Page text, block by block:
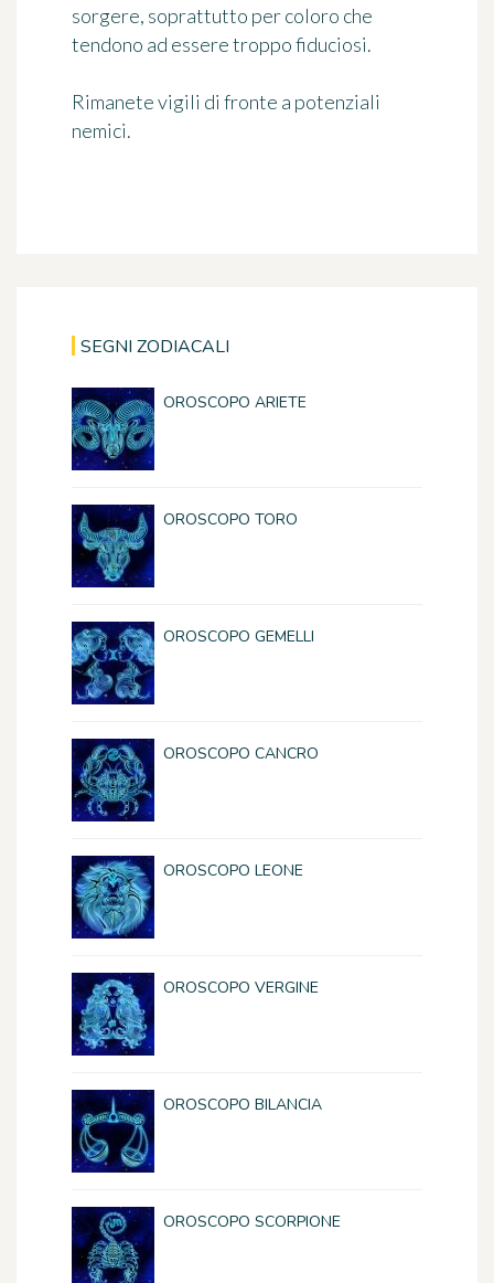
sorgere, soprattutto per coloro che
tendono ad essere troppo fiduciosi.
Rimanete vigili di fronte a potenziali
nemici.
SEGNI ZODIACALI
OROSCOPO ARIETE
OROSCOPO TORO
OROSCOPO GEMELLI
OROSCOPO CANCRO
OROSCOPO LEONE
OROSCOPO VERGINE
OROSCOPO BILANCIA
OROSCOPO SCORPIONE